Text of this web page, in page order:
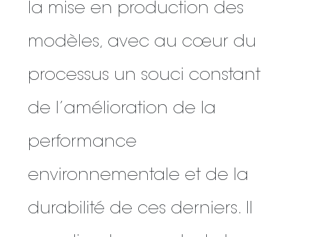
la mise en production des
modèles, avec au cœur du
processus un souci constant
de l’amélioration de la
performance
environnementale et de la
durabilité de ces derniers. Il